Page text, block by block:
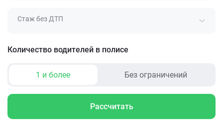
Стаж без ДТП
Количество водителей в полисе
1 и более Без ограничений
Рассчитать